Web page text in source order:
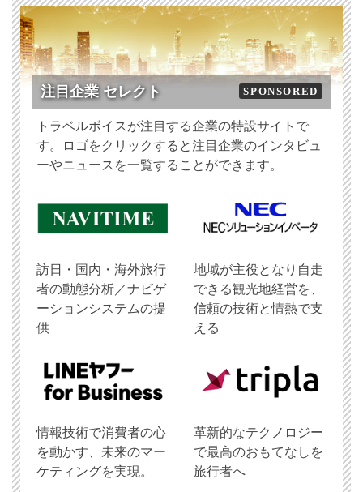
注目企業 セレクト SPONSORED
トラベルボイスが注目する企業の特設サイトで
す。ロゴをクリックすると注目企業のインタビュ
ーやニュースを一覧することができます。
訪日・国内・海外旅行
者の動態分析／ナビゲ
ーションシステムの提
供
地域が主役となり自走
できる観光地経営を、
信頼の技術と情熱で支
える
情報技術で消費者の心
を動かす、未来のマー
ケティングを実現。
革新的なテクノロジー
で最高のおもてなしを
旅行者へ